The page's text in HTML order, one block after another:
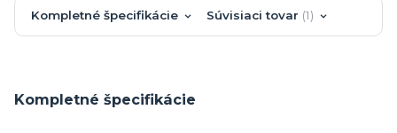
Kompletné špecifikácie Súvisiaci tovar 1
Kompletné špecifikácie